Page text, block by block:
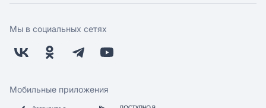
Поставщикам
Заводчикам
Обратная связь
Оплата
Бонусная программа
Скидки и акции
Мы в социальных сетях
Мобильные приложения